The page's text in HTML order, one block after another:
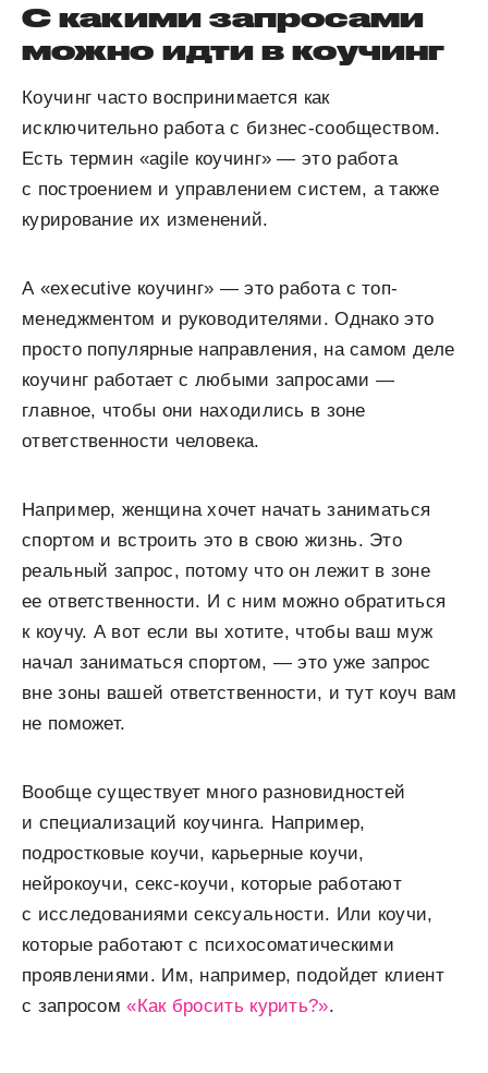
С какими запросами
можно идти в коучинг
Коучинг часто воспринимается как
исключительно работа с бизнес-сообществом.
Есть термин «аgile коучинг» — это работа
с построением и управлением систем, а также
курирование их изменений.
А «executive коучинг» — это работа с топ-
менеджментом и руководителями. Однако это
просто популярные направления, на самом деле
коучинг работает с любыми запросами —
главное, чтобы они находились в зоне
ответственности человека.
Например, женщина хочет начать заниматься
спортом и встроить это в свою жизнь. Это
реальный запрос, потому что он лежит в зоне
ее ответственности. И с ним можно обратиться
к коучу. А вот если вы хотите, чтобы ваш муж
начал заниматься спортом, — это уже запрос
вне зоны вашей ответственности, и тут коуч вам
не поможет.
Вообще существует много разновидностей
и специализаций коучинга. Например,
подростковые коучи, карьерные коучи,
нейрокоучи, секс-коучи, которые работают
с исследованиями сексуальности. Или коучи,
которые работают с психосоматическими
проявлениями. Им, например, подойдет клиент
с запросом«Как бросить курить?».